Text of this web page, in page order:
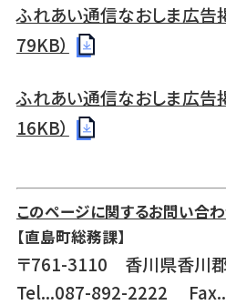
ふれあい通信なおしま広告
79KB）
ふれあい通信なおしま広告
16KB）
このページに関するお問い合
【直島町総務課】
〒761-3110 香川県香川
Tel...087-892-2222